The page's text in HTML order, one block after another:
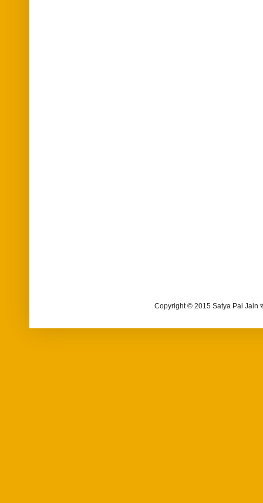
Copyright © 2015 Satya Pal Jain